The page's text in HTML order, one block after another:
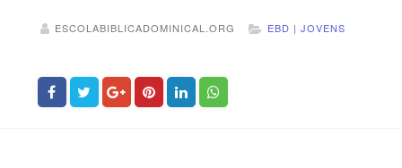
ESCOLABIBLICADOMINICAL.ORG EBD | JOVENS